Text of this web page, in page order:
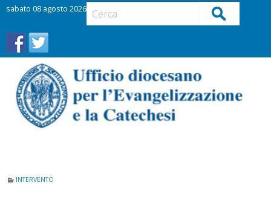
sabato 08 agosto 2026 Cerca
INTERVENTO